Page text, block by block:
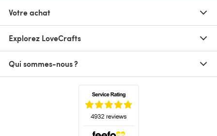
Votre achat
Explorez LoveCrafts
Qui sommes-nous ?